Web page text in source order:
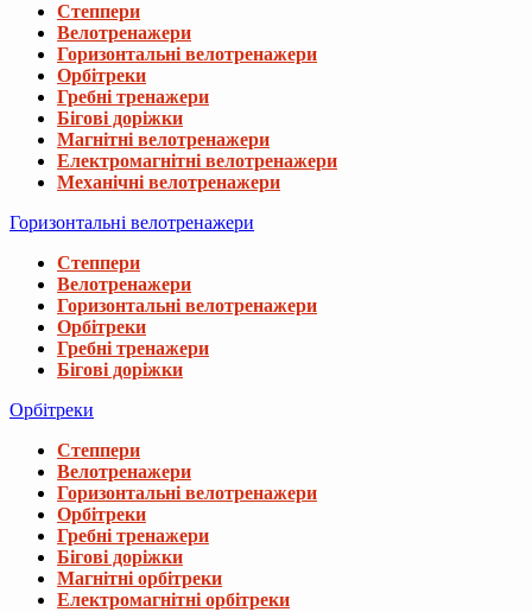
Степпери
Велотренажери
Горизонтальні велотренажери
Орбітреки
Гребні тренажери
Бігові доріжки
Магнітні велотренажери
Електромагнітні велотренажери
Механічні велотренажери
Горизонтальні велотренажери
Степпери
Велотренажери
Горизонтальні велотренажери
Орбітреки
Гребні тренажери
Бігові доріжки
Орбітреки
Степпери
Велотренажери
Горизонтальні велотренажери
Орбітреки
Гребні тренажери
Бігові доріжки
Магнітні орбітреки
Електромагнітні орбітреки